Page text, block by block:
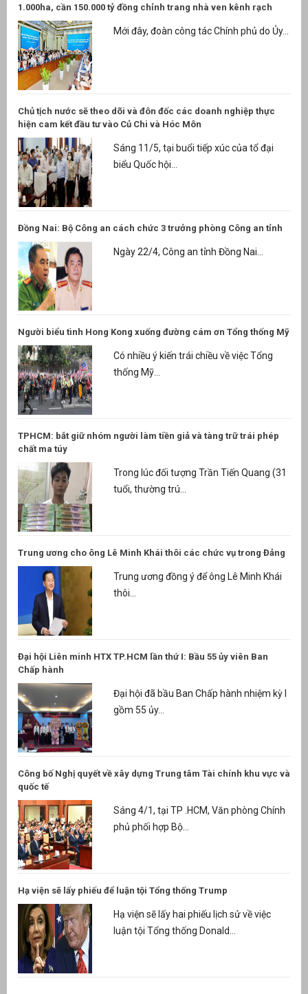
1.000ha, cần 150.000 tỷ đồng chỉnh trang nhà ven kênh rạch
Mới đây, đoàn công tác Chính phủ do Ủy...
Chủ tịch nước sẽ theo dõi và đôn đốc các doanh nghiệp thực
hiện cam kết đầu tư vào Củ Chi và Hóc Môn
Sáng 11/5, tại buổi tiếp xúc của tổ đại
biểu Quốc hội...
Đồng Nai: Bộ Công an cách chức 3 trưởng phòng Công an tỉnh
Ngày 22/4, Công an tỉnh Đồng Nai...
Người biểu tình Hong Kong xuống đường cám ơn Tổng thống Mỹ
Có nhiều ý kiến trái chiều về việc Tổng
thống Mỹ...
TPHCM: bắt giữ nhóm người làm tiền giả và tàng trữ trái phép
chất ma túy
Trong lúc đối tượng Trần Tiến Quang (31
tuổi, thường trú...
Trung ương cho ông Lê Minh Khái thôi các chức vụ trong Đảng
Trung ương đồng ý để ông Lê Minh Khái
thôi...
Đại hội Liên minh HTX TP.HCM lần thứ I: Bầu 55 ủy viên Ban
Chấp hành
Đại hội đã bầu Ban Chấp hành nhiệm kỳ I
gồm 55 ủy...
Công bố Nghị quyết về xây dựng Trung tâm Tài chính khu vực và
quốc tế
Sáng 4/1, tại TP .HCM, Văn phòng Chính
phủ phối hợp Bộ...
Hạ viện sẽ lấy phiếu để luận tội Tổng thống Trump
Hạ viện sẽ lấy hai phiếu lịch sử về việc
luận tội Tổng thống Donald...